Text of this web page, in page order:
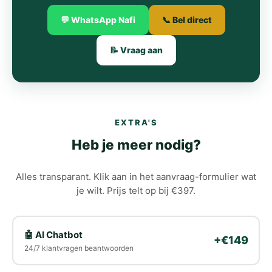
💬 WhatsApp Nafi 📞 Bel direct
📝 Vraag aan
EXTRA'S
Heb je meer nodig?
Alles transparant. Klik aan in het aanvraag-formulier wat
je wilt. Prijs telt op bij €397.
🤖 AI Chatbot
24/7 klantvragen beantwoorden
+€149